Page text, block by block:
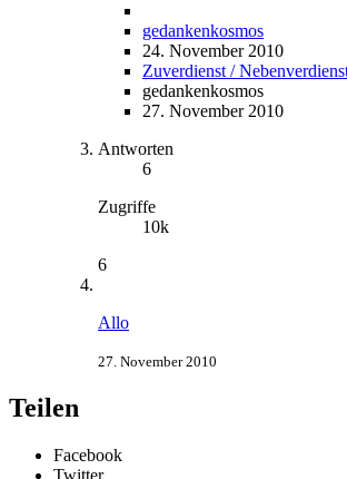
gedankenkosmos
24. November 2010
Zuverdienst /
gedankenkosmos
27. November 2010
Antworten
6
Zugriffe
10k
6
Allo
27. November 2010
Teilen
Facebook
Twitter